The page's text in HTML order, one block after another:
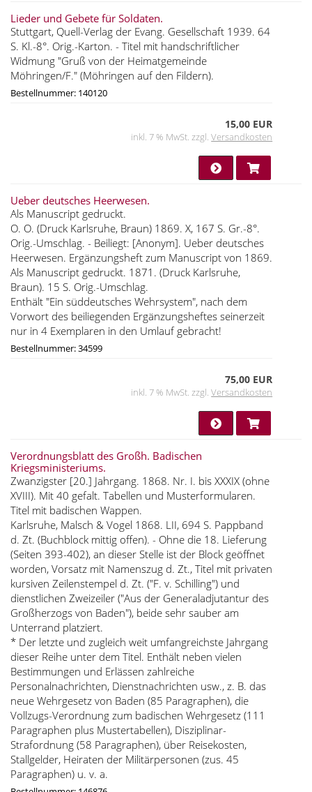
Lieder und Gebete für Soldaten.
Stuttgart, Quell-Verlag der Evang. Gesellschaft 1939. 64
S. Kl.-8°. Orig.-Karton. - Titel mit handschriftlicher
Widmung "Gruß von der Heimatgemeinde
Möhringen/F." (Möhringen auf den Fildern).
Bestellnummer: 140120
15,00 EUR
inkl. 7 % MwSt. zzgl.Versandkosten
Ueber deutsches Heerwesen.
Als Manuscript gedruckt.
O. O. (Druck Karlsruhe, Braun) 1869. X, 167 S. Gr.-8°.
Orig.-Umschlag. - Beiliegt: [Anonym]. Ueber deutsches
Heerwesen. Ergänzungsheft zum Manuscript von 1869.
Als Manuscript gedruckt. 1871. (Druck Karlsruhe,
Braun). 15 S. Orig.-Umschlag.
Enthält "Ein süddeutsches Wehrsystem", nach dem
Vorwort des beiliegenden Ergänzungsheftes seinerzeit
nur in 4 Exemplaren in den Umlauf gebracht!
Bestellnummer: 34599
75,00 EUR
inkl. 7 % MwSt. zzgl.Versandkosten
Verordnungsblatt des Großh. Badischen
Kriegsministeriums.
Zwanzigster [20.] Jahrgang. 1868. Nr. I. bis XXXIX (ohne
XVIII). Mit 40 gefalt. Tabellen und Musterformularen.
Titel mit badischen Wappen.
Karlsruhe, Malsch & Vogel 1868. LII, 694 S. Pappband
d. Zt. (Buchblock mittig offen). - Ohne die 18. Lieferung
(Seiten 393-402), an dieser Stelle ist der Block geöffnet
worden, Vorsatz mit Namenszug d. Zt., Titel mit privaten
kursiven Zeilenstempel d. Zt. ("F. v. Schilling") und
dienstlichen Zweizeiler ("Aus der Generaladjutantur des
Großherzogs von Baden"), beide sehr sauber am
Unterrand platziert.
* Der letzte und zugleich weit umfangreichste Jahrgang
dieser Reihe unter dem Titel. Enthält neben vielen
Bestimmungen und Erlässen zahlreiche
Personalnachrichten, Dienstnachrichten usw., z. B. das
neue Wehrgesetz von Baden (85 Paragraphen), die
Vollzugs-Verordnung zum badischen Wehrgesetz (111
Paragraphen plus Mustertabellen), Disziplinar-
Strafordnung (58 Paragraphen), über Reisekosten,
Stallgelder, Heiraten der Militärpersonen (zus. 45
Paragraphen) u. v. a.